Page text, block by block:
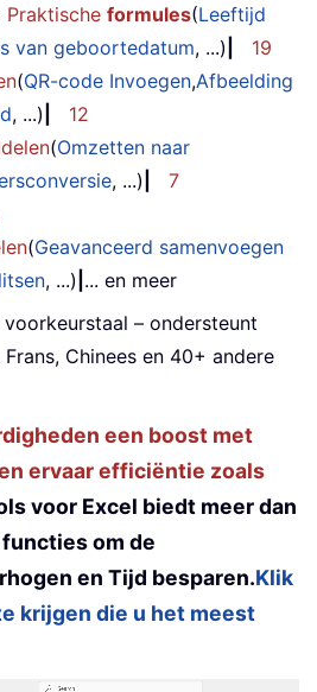
Praktische formules(Leeftijd
van geboortedatum, ...)
19
(QR-code Invoegen,Afbeelding
, ...)
12
(Omzetten naar
, ...)
7
(Geavanceerd samenvoegen
, ...) ... en meer
– ondersteunt
Chinees en 40+ andere
een boost met
ervaar efficiëntie zoals
voor Excel biedt meer dan
om de
en Tijd besparen.Klik
krijgen die u het meest